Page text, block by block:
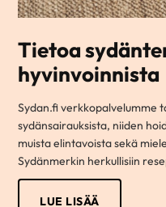
Tietoa
hyvinvoinnista
Sydan.fi verkkopalvelumme
sydänsairauksista, niiden
muista elintavoista sekä
Sydänmerkin herkullisiin
LUE LISÄÄ